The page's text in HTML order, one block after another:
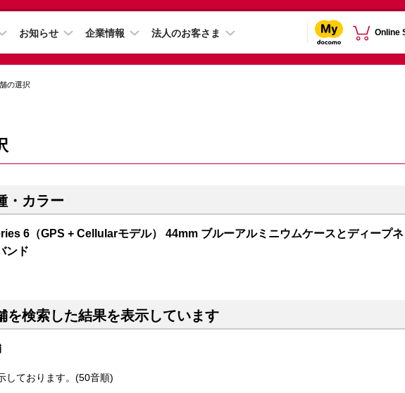
お知らせ 企業情報 法人のお客さま Online
の選択
・カラー
6（GPS + Cellularモデル） 44mm ブルーアルミニウムケースとディープネ
ンド
を検索した結果を表示しています
しております。(50音順)